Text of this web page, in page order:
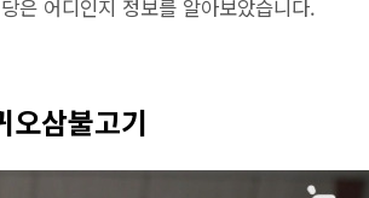
은 어디인지 정보를 알아보았습니다.
오삼불고기